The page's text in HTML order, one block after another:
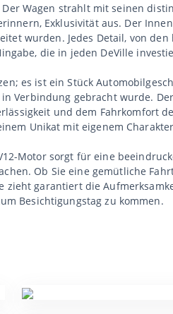
Wagen strahlt mit seinen
Exklusivität aus. Der
wurden. Jedes Detail, von
die in jeden DeVille
es ist ein Stück
Verbindung gebracht wurde.
und dem Fahrkomfort
Unikat mit eigenem
Motor sorgt für eine
Ob Sie eine gemütliche
garantiert die
Besichtigungstag zu kommen.